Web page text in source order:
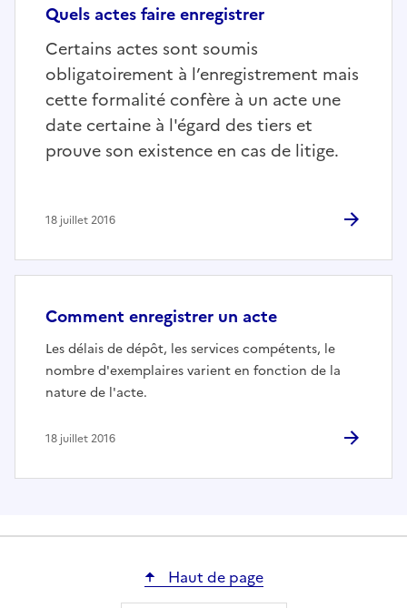
Quels actes faire enregistrer
Certains actes sont soumis
obligatoirement à l’enregistrement mais
cette formalité confère à un acte une
date certaine à l'égard des tiers et
prouve son existence en cas de litige.
18 juillet 2016
Comment enregistrer un acte
Les délais de dépôt, les services compétents, le
nombre d'exemplaires varient en fonction de la
nature de l'acte.
18 juillet 2016
Haut de page